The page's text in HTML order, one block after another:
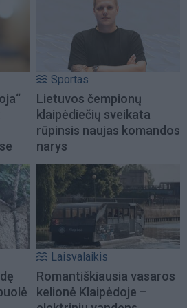
Sportas
Lietuvos čempionų
klaipėdiečių sveikata
rūpinsis naujas komandos
narys
Laisvalaikis
Romantiškiausia vasaros
kelionė Klaipėdoje –